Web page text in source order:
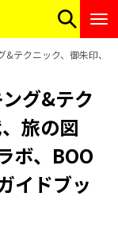
テクニック、御朱印、
グ&テク
旅の図
ボ、BOO
イドブッ